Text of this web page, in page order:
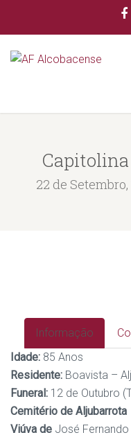
Capitolina
22 de Setembro,
Informação
Idade: 85 Anos
Residente: Boavista –
Funeral: 12 de Outubro
Cemitério de Aljubarrota
Viúva de José